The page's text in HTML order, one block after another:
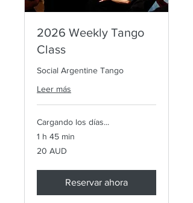
2026 Weekly Tango
Class
Social Argentine Tango
Leer más
Cargando los días...
1 h 45 min
20
dólares
20 AUD
Reservar ahora